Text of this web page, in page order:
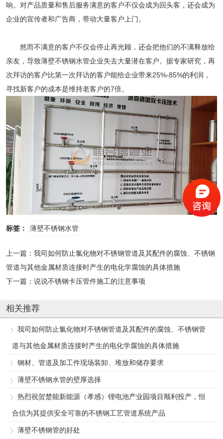
响。对产品质量和售后服务满意的客户不仅会成为回头客，还会成为
企业的宣传者和广告商，带动大量客户上门。
然而不满意的客户不仅会停止再光顾，还会把他们的不满释放给
亲友，导致薄壁不锈钢水管企业失去大量潜在客户。据专家研究，再
次拜访的客户比第一次拜访的客户能给企业带来25%-85%的利润，
寻找新客户的成本是维持老客户的7倍。
标签： 薄壁不锈钢水管
上一篇： 我司如何防止氯化物对不锈钢管道及其配件的腐蚀、不锈钢
管道与其他金属材质连接时产生的电化学腐蚀的具体措施
下一篇： 说说不锈钢卡压管件施工的注意事项
相关推荐
我司如何防止氯化物对不锈钢管道及其配件的腐蚀、不锈钢管
道与其他金属材质连接时产生的电化学腐蚀的具体措施
钢材、管道及加工件现场装卸、堆放和储存要求
薄壁不锈钢水管的壁厚选择
热烈祝贺楚能新能源（孝感）锂电池产业园项目顺利投产，恒
合信为其提供安全可靠的不锈钢工艺管道系统产品
薄壁不锈钢管的好处